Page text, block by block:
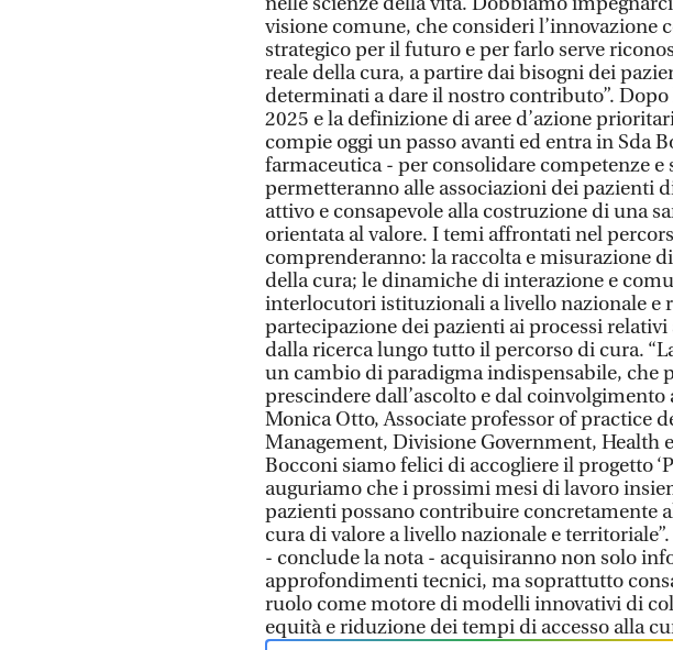
visione comune, che consideri l’innovazione
strategico per il futuro e per farlo serve
reale della cura, a partire dai bisogni dei
determinati a dare il nostro contributo”.
2025 e la definizione di aree d’azione
compie oggi un passo avanti ed entra in Sda
farmaceutica - per consolidare competenze
permetteranno alle associazioni dei pazienti
attivo e consapevole alla costruzione di una
orientata al valore. I temi affrontati nel
comprenderanno: la raccolta e misurazione
della cura; le dinamiche di interazione e
interlocutori istituzionali a livello nazionale e
partecipazione dei pazienti ai processi relativi
dalla ricerca lungo tutto il percorso di cura.
un cambio di paradigma indispensabile, che
prescindere dall’ascolto e dal
Monica Otto, Associate professor of practice
Management, Divisione Government, Health
Bocconi siamo felici di accogliere il progetto
auguriamo che i prossimi mesi di lavoro
pazienti possano contribuire concretamente
cura di valore a livello nazionale e
- conclude la nota - acquisiranno non solo
approfondimenti tecnici, ma soprattutto
ruolo come motore di modelli innovativi di
equità e riduzione dei tempi di accesso alla